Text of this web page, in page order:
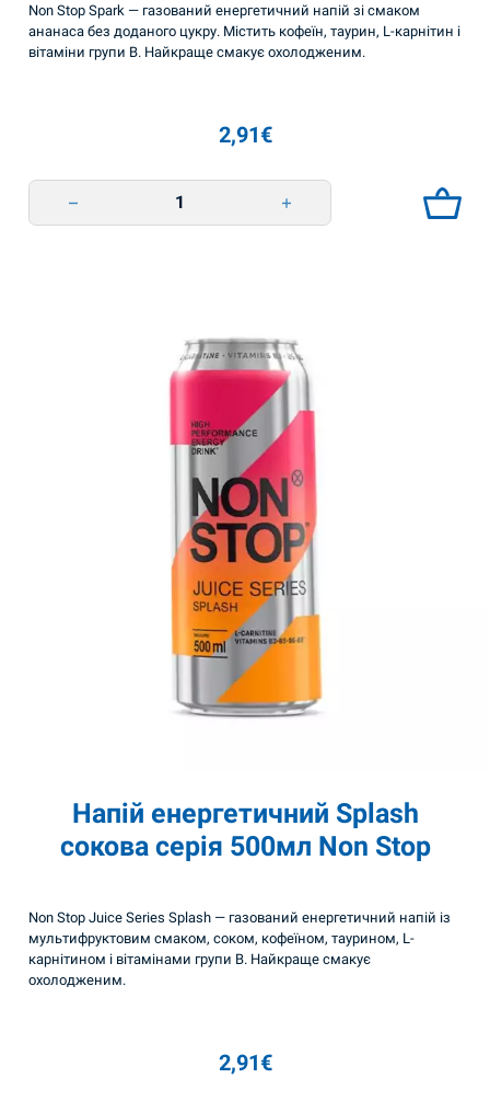
Non Stop Spark — газований енергетичний напій зі смаком
ананаса без доданого цукру. Містить кофеїн, таурин, L-карнітин і
вітаміни групи B. Найкраще смакує охолодженим.
2,91€
Напій енергетичний без цукру 500мл Spark Non Stop quantity
Напій енергетичний Splash
сокова серія 500мл Non Stop
Non Stop Juice Series Splash — газований енергетичний напій із
мультифруктовим смаком, соком, кофеїном, таурином, L-
карнітином і вітамінами групи B. Найкраще смакує
охолодженим.
2,91€